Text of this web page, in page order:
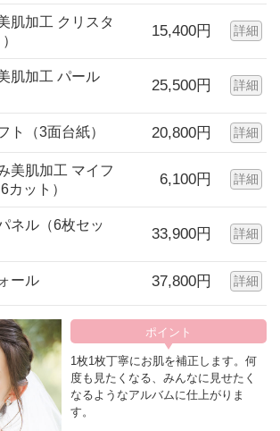
肌加工 クリスタ
15,400円 詳細
肌加工 パール
25,500円 詳細
ト（3面台紙） 20,800円 詳細
美肌加工 マイフ
カット）
6,100円 詳細
ネル（6枚セッ
33,900円 詳細
ール 37,800円 詳細
1枚1枚丁寧にお肌を補正します。何
度も見たくなる、みんなに見せたく
なるようなアルバムに仕上がりま
す。